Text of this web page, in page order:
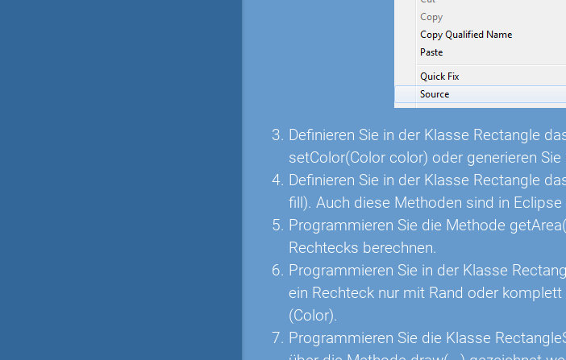
Definieren Sie in der Klasse Rectangle
setColor(Color color) oder generieren
Definieren Sie in der Klasse Rectangle
fill). Auch diese Methoden sind in
Programmieren Sie die Methode
Rechtecks berechnen.
Programmieren Sie in der Klasse
ein Rechteck nur mit Rand oder
(Color).
Programmieren Sie die Klasse